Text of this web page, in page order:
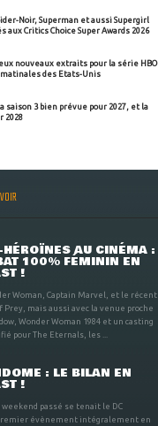
Noir, Superman et aussi Supergirl
aux Critics Choice Super Awards 2026
nouveaux extraits pour la série HBO
des Etats-Unis
saison 3 bien prévue pour 2027, et la
2028
HÉROÏNES AU CINÉMA :
100% FÉMININ EN
!
Woman, Captain Marvel, et le récent
Prey, mais aussi avec la venue proche
Wonder Woman 1984 et un casting
pour The Eternals, les ...
: LE BILAN EN
!
weekend passé se tenait le DC
évènement intégralement en